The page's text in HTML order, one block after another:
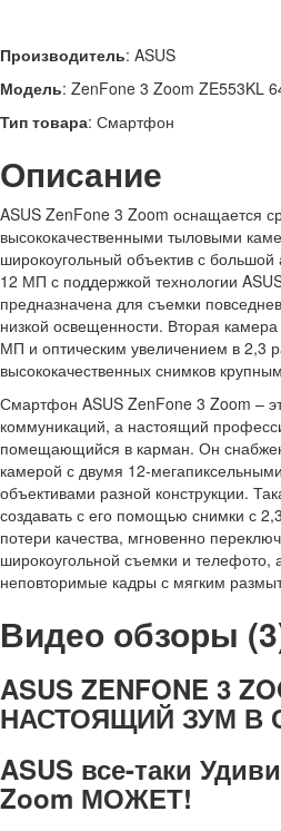
Производитель: ASUS
Модель: ZenFone 3 Zoom ZE553KL
Тип товара: Смартфон
Описание
ASUS ZenFone 3 Zoom оснащается
высококачественными тыловыми
широкоугольный объектив с
12 МП с поддержкой технологии
предназначена для съемки
низкой освещенности. Вторая
МП и оптическим увеличением в 2,3
высококачественных снимков
Смартфон ASUS ZenFone 3 Zoom –
коммуникаций, а настоящий
помещающийся в карман. Он
камерой с двумя 12-
объективами разной конструкции.
создавать с его помощью снимки с
потери качества, мгновенно
широкоугольной съемки и телефото,
неповторимые кадры с мягким
Видео обзоры
ASUS ZENFONE 3
НАСТОЯЩИЙ ЗУМ В
ASUS все-таки
Zoom МОЖЕТ!